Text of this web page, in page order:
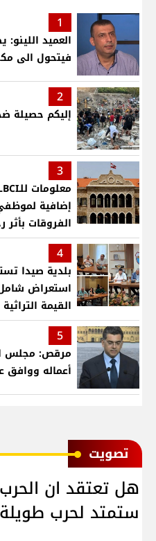
1
العميد
فيتحول الى
2
إليكم حصيلة
3
إضافية
الفروقات بأثر
4
بلدية صيدا
استعراض
القيمة
5
مرقص: مجلس
أعماله ووافق
ﺗﺼﻮﻳﺖ
هل تعتقد ان
ستمتد لحرب طويلة